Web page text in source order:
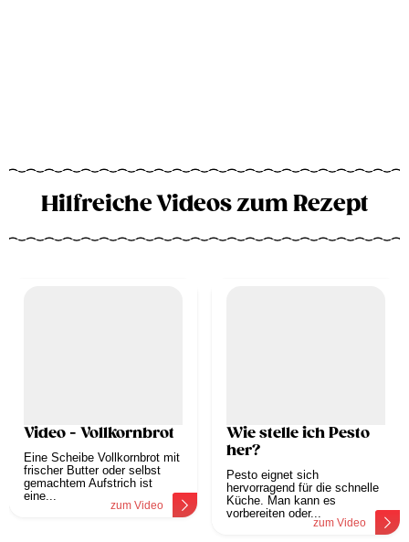
Hilfreiche Videos zum Rezept
Video - Vollkornbrot
Eine Scheibe Vollkornbrot mit
frischer Butter oder selbst
gemachtem Aufstrich ist
eine...
zum Video
Wie stelle ich Pesto
her?
Pesto eignet sich
hervorragend für die schnelle
Küche. Man kann es
vorbereiten oder...
zum Video